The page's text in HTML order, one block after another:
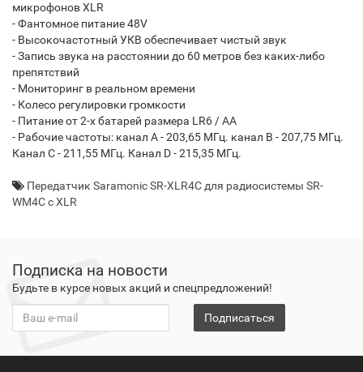
микрофонов XLR
- Фантомное питание 48V
- Высокочастотный УКВ обеспечивает чистый звук
- Запись звука на расстоянии до 60 метров без каких-либо
препятствий
- Мониторинг в реальном времени
- Колесо регулировки громкости
- Питание от 2-х батарей размера LR6 / AA
- Рабочие частоты: канал A - 203,65 МГц. канал B - 207,75 МГц.
Канал С - 211,55 МГц. Канал D - 215,35 МГц.
Передатчик Saramonic SR-XLR4C для радиосистемы SR-
WM4C с XLR
Подписка на новости
Будьте в курсе новых акций и спецпредложений!
Подписаться